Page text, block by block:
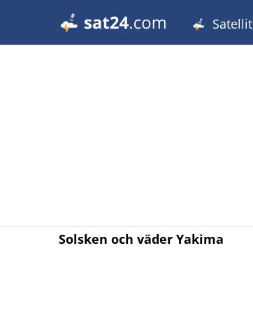
Satellit
Solsken och väder Yakima